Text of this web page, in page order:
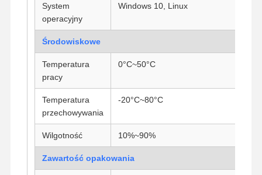
System
operacyjny
Windows 10, Linux
Środowiskowe
Temperatura
pracy
0°C~50°C
Temperatura
przechowywania
-20°C~80°C
Wilgotność 10%~90%
Zawartość opakowania